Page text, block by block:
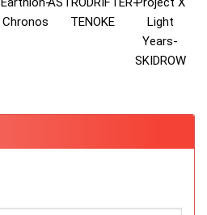
Chronos
TENOKE
Light
Years-
SKIDROW